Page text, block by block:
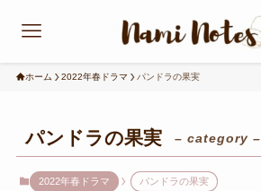
ホーム 2022年春ドラマ パンドラの果実
パンドラの果実 – category –
2022年春ドラマ パンドラの果実